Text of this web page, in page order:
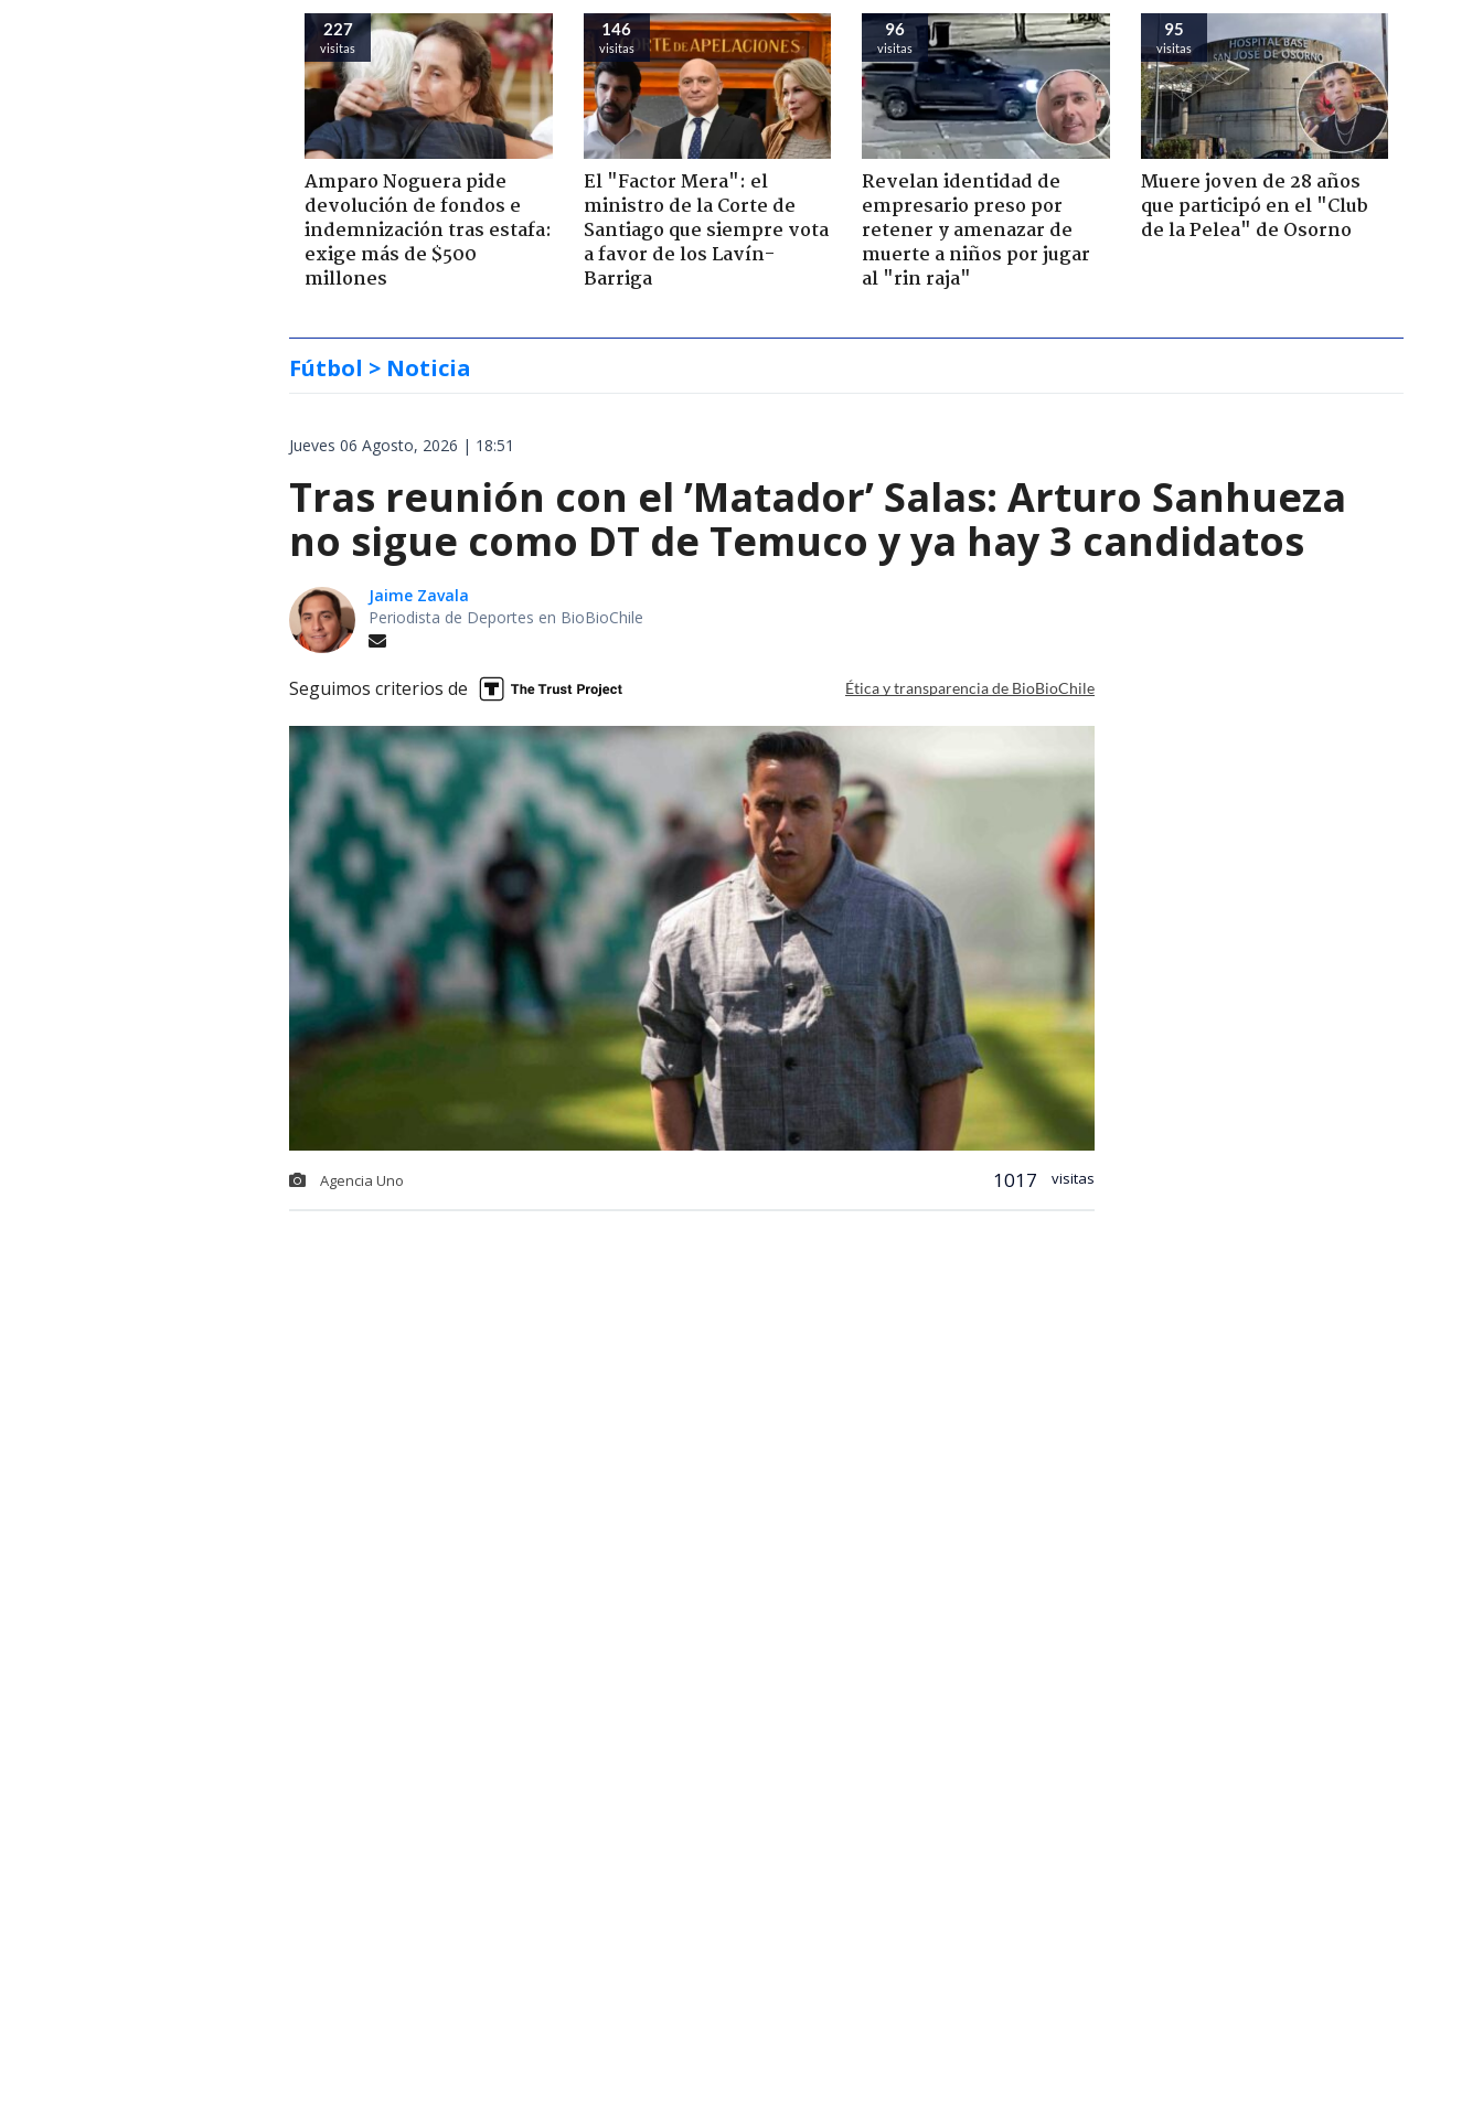
227
visitas
Amparo Noguera pide
devolución de fondos e
indemnización tras estafa:
exige más de $500
millones
146
visitas
El "Factor Mera": el
ministro de la Corte de
Santiago que siempre vota
a favor de los Lavín-
Barriga
96
visitas
Revelan identidad de
empresario preso por
retener y amenazar de
muerte a niños por jugar
al "rin raja"
95
visitas
Muere joven de 28 años
que participó en el "Club
de la Pelea" de Osorno
Fútbol > Noticia
Jueves 06 Agosto, 2026 | 18:51
Tras reunión con el ’Matador’ Salas: Arturo Sanhueza
no sigue como DT de Temuco y ya hay 3 candidatos
Jaime Zavala
Periodista de Deportes en BioBioChile
Seguimos criterios de Ética y transparencia de BioBioChile
Agencia Uno 1017 visitas